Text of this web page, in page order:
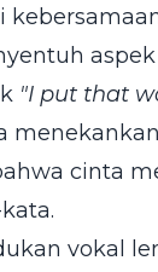
"I put that
cinta
vokal